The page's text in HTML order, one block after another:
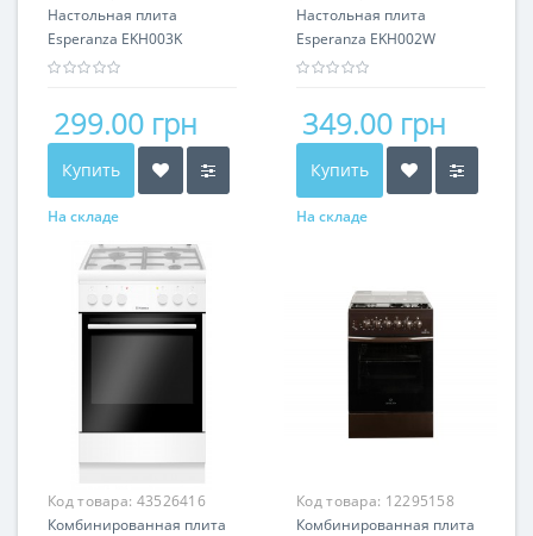
Настольная плита
Esperanza EKH003K
299.00 грн
Купить
На складе
Настольная плита
Esperanza EKH002W
349.00 грн
Купить
На складе
Код товара: 43526416
Комбинированная плита
Код товара: 12295158
Комбинированная плита